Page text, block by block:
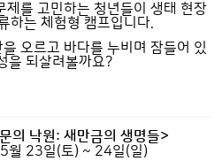
제를 고민하는 청년들이 생태 현장
하는 체험형 캠프입니다.
오르고 바다를 누비며 잠들어 있
을 되살려볼까요?
의 낙원: 새만금의 생명들>
월 23일(토) ~ 24일(일)